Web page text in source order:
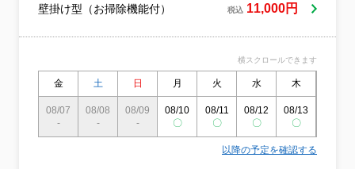
壁掛け型（お掃除機能付） 税込 11,000円
横スクロールできます
金 土 日 月 火 水 木
08/07
-
08/08
-
08/09
-
08/10
〇
08/11
〇
08/12
〇
08/13
〇
以降の予定を確認する